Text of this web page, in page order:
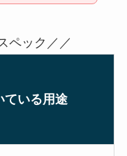
ペック／／
ている用途